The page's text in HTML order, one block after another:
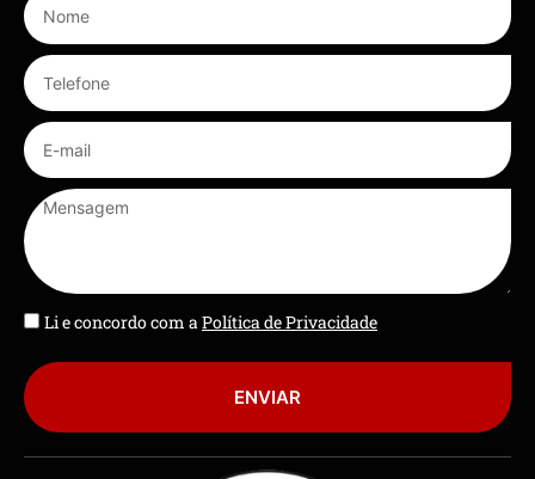
Li e concordo com aPolítica de Privacidade
ENVIAR